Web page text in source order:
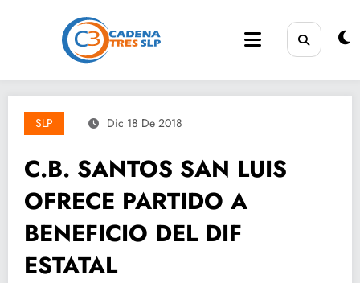
SLP Dic 18 De 2018
C.B. SANTOS SAN LUIS
OFRECE PARTIDO A
BENEFICIO DEL DIF
ESTATAL